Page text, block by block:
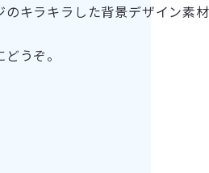
キラキラした背景デザイン素材
うぞ。